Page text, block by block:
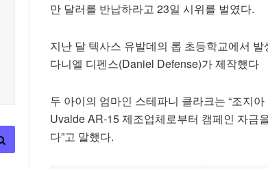
만 달러를 반납하라고 23일 시위를 벌였다.
지난 달 텍사스 유발데의 롭 초등학교에서
다니엘 디펜스(Daniel Defense)가 제작했다
두 아이의 엄마인 스테파니 클라크는 “조지
Uvalde AR-15 제조업체로부터 캠페인 자금
다”고 말했다.